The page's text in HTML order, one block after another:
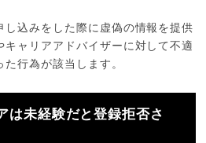
し込みをした際に虚偽の情報を提供
キャリアアドバイザーに対して不適
行為が該当します。
は未経験だと登録拒否さ